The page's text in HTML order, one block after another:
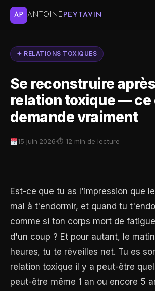
AP ANTOINE PEYTAVIN
✦ RELATIONS TOXIQUES
Se reconstruire
relation toxique — ce
demande vraiment
15 juin 2026 ⏱ 12 min de lecture
Est-ce que tu as l'impression que
mal à t'endormir, et quand tu
comme si ton corps mort de
d'un coup ? Et pour autant, le
heures, tu te réveilles net. Tu es
relation toxique il y a peut-être
peut-être même 1 an ou encore 5